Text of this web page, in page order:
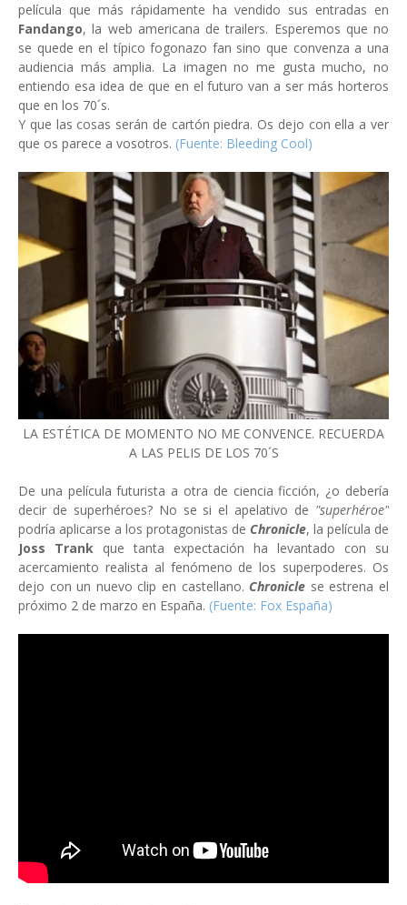
película que más rápidamente ha vendido sus entradas en
Fandango, la web americana de trailers. Esperemos que no
se quede en el típico fogonazo fan sino que convenza a una
audiencia más amplia. La imagen no me gusta mucho, no
entiendo esa idea de que en el futuro van a ser más horteros
que en los 70´s.
Y que las cosas serán de cartón piedra. Os dejo con ella a ver
que os parece a vosotros. (Fuente: Bleeding Cool)
LA ESTÉTICA DE MOMENTO NO ME CONVENCE. RECUERDA
A LAS PELIS DE LOS 70´S
De una película futurista a otra de ciencia ficción, ¿o debería
decir de superhéroes? No se si el apelativo de "superhéroe"
podría aplicarse a los protagonistas de Chronicle, la película de
Joss Trank que tanta expectación ha levantado con su
acercamiento realista al fenómeno de los superpoderes. Os
dejo con un nuevo clip en castellano. Chronicle se estrena el
próximo 2 de marzo en España. (Fuente: Fox España)